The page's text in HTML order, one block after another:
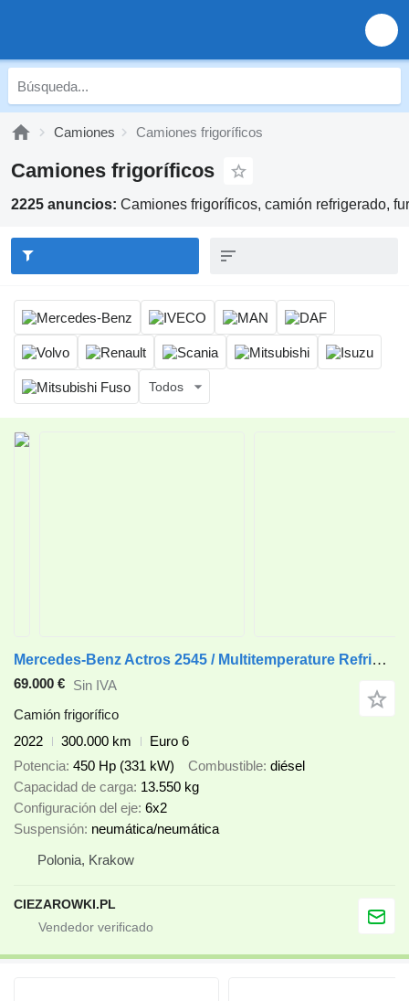
Camiones Camiones frigoríficos
Camiones frigoríficos
2225 anuncios: Camiones frigoríficos, camión refrigerado,
Todos
Mercedes-Benz Actros 2545 / Multitemperature Refrigerator / several units
69.000 € Sin IVA
Camión frigorífico
2022
300.000 km
Euro 6
Potencia 450 Hp (331 kW) Combustible diésel
Capacidad de carga 13.550 kg
Configuración del eje 6x2
Suspensión neumática/neumática
Polonia, Krakow
CIEZAROWKI.PL